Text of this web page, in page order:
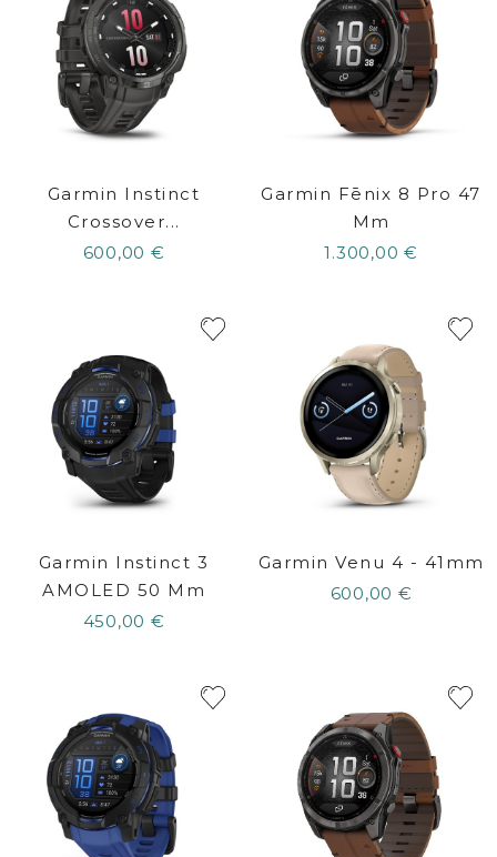
Garmin Instinct
Crossover...
600,00 €
Garmin Fēnix 8 Pro 47
Mm
1.300,00 €
Garmin Instinct 3
AMOLED 50 Mm
450,00 €
Garmin Venu 4 - 41mm
600,00 €